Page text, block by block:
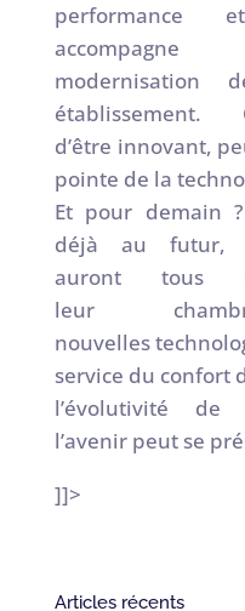
modernisation
d’être innovant,
pointe de la
Et pour demain ?
déjà au futur,
auront tous
leur
nouvelles
service du confort
l’évolutivité de
l’avenir peut se
]]>
Articles récents